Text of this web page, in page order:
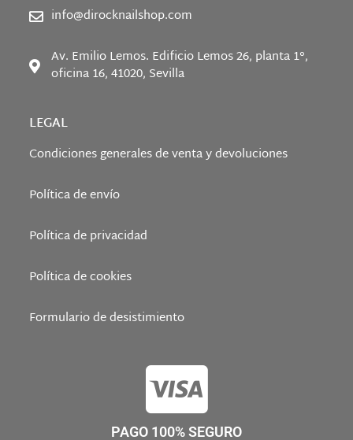
info@dirocknailshop.com
Av. Emilio Lemos. Edificio Lemos 26, planta 1°,
oficina 16, 41020, Sevilla
LEGAL
Condiciones generales de venta y devoluciones
Política de envío
Política de privacidad
Política de cookies
Formulario de desistimiento
PAGO 100% SEGURO